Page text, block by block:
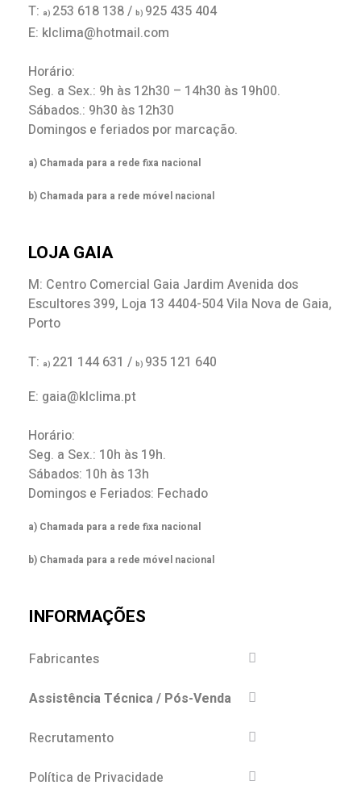
T: a) 253 618 138 / b) 925 435 404
E: klclima@hotmail.com
Horário:
Seg. a Sex.: 9h às 12h30 – 14h30 às 19h00.
Sábados.: 9h30 às 12h30
Domingos e feriados por marcação.
a) Chamada para a rede fixa nacional
b) Chamada para a rede móvel nacional
LOJA GAIA
M: Centro Comercial Gaia Jardim Avenida dos
Escultores 399, Loja 13 4404-504 Vila Nova de Gaia,
Porto
T: a) 221 144 631 / b) 935 121 640
E: gaia@klclima.pt
Horário:
Seg. a Sex.: 10h às 19h.
Sábados: 10h às 13h
Domingos e Feriados: Fechado
a) Chamada para a rede fixa nacional
b) Chamada para a rede móvel nacional
INFORMAÇÕES
Fabricantes
Assistência Técnica / Pós-Venda
Recrutamento
Política de Privacidade